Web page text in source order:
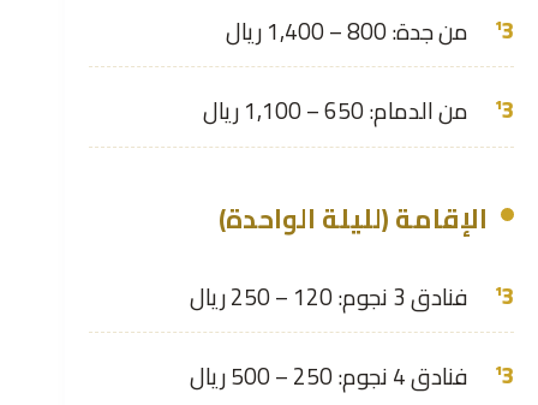
من جدة: 800 – 1,400 ريال
من الدمام: 650 – 1,100 ريال
الإقامة (لليلة الواحدة)
فنادق 3 نجوم: 120 – 250 ريال
فنادق 4 نجوم: 250 – 500 ريال